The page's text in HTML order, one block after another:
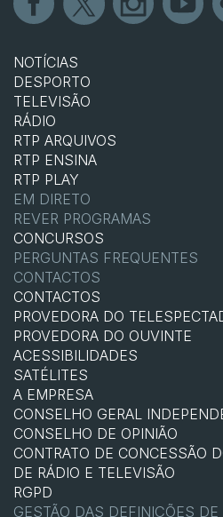
NOTÍCIAS
DESPORTO
TELEVISÃO
RÁDIO
RTP ARQUIVOS
RTP ENSINA
RTP PLAY
EM DIRETO
REVER PROGRAMAS
CONCURSOS
PERGUNTAS FREQUENTES
CONTACTOS
CONTACTOS
PROVEDORA DO
PROVEDORA DO OUVINTE
ACESSIBILIDADES
SATÉLITES
A EMPRESA
CONSELHO GERAL
CONSELHO DE OPINIÃO
CONTRATO DE CONCESSÃO
DE RÁDIO E TELEVISÃO
RGPD
GESTÃO DAS DEFINIÇÕES DE